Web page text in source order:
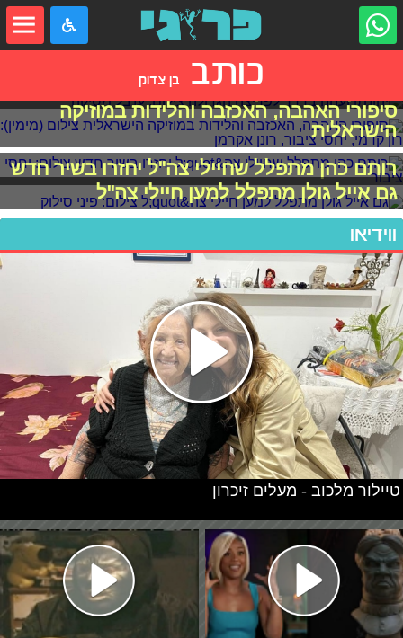
כותב בן צדוק
יהונתן וענונו בדרך לפריצה הגדולה
סיפורי האהבה, האכזבה והלידות במוזיקה
הישראלית
רותם כהן מתפלל שחיילי צה"ל יחזרו בשיר חדש
גם אייל גולן מתפלל למען חיילי צה"ל
ווידיאו
טיילור מלכוב - מעלים זיכרון